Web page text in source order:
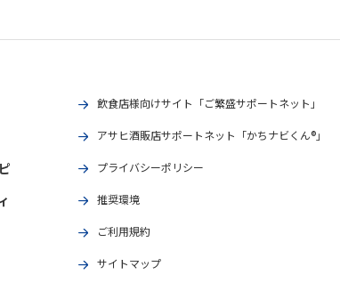
飲食店様向けサイト「ご繁盛サポートネット」
アサヒ酒販店サポートネット「かちナビくん®」
プライバシーポリシー
推奨環境
ご利用規約
サイトマップ